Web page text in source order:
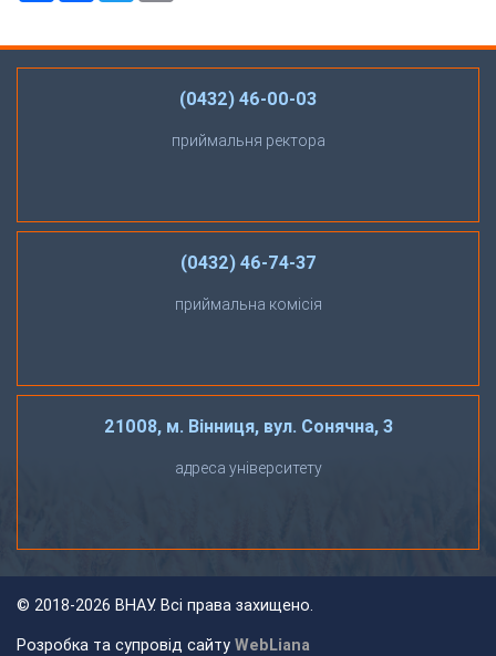
(0432) 46-00-03
приймальня ректора
(0432) 46-74-37
приймальна комісія
21008, м. Вінниця, вул. Сонячна, 3
адреса університету
© 2018-2026 ВНАУ. Всі права захищено.
Розробка та супровід сайту WebLiana